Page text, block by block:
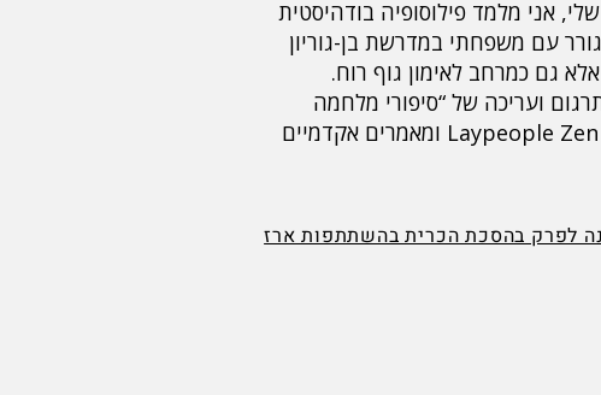
אני מלמד פילוסופיה בודהיסטית
עם משפחתי במדרשת בן-גוריון
גם כמרחב לאימון גוף רוח.
ועריכה של “סיפורי מלחמה
לילדים”. באנגלית, פרסמתי את Laypeople Zen in Contemporary Japan ומאמרים אקדמיים
לפרק בהסכת הכרית בהשתתפות ארז